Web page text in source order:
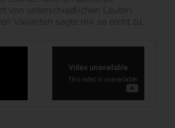
von unterschiedlichen Leuten.
Varianten sagte mir so recht zu.